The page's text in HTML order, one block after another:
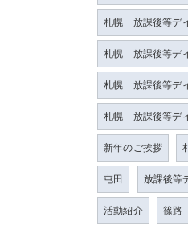
札幌 放課後等デ
札幌 放課後等デ
札幌 放課後等デ
札幌 放課後等デ
新年のご挨拶
屯田 放課後等
活動紹介 篠路